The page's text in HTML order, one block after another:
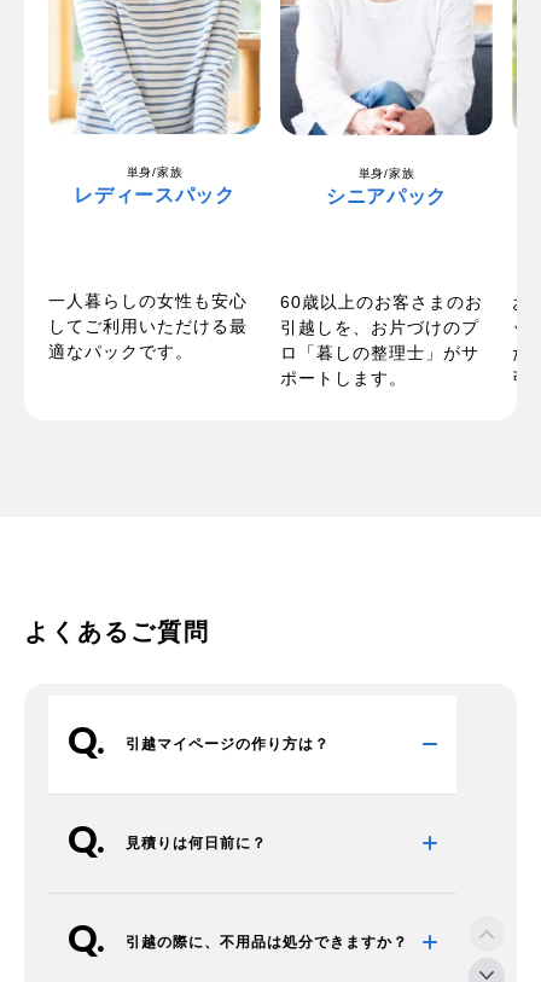
単身/家族
レディースパック
一人暮らしの女性も安心
してご利用いただける最
適なパックです。
単身/家族
シニアパック
60歳以上のお客さまのお
引越しを、お片づけのプ
ロ「暮しの整理士」がサ
ポートします。
お
ッ
た
引
よくあるご質問
引越マイページの作り方は？
見積りは何日前に？
引越の際に、不用品は処分できますか？